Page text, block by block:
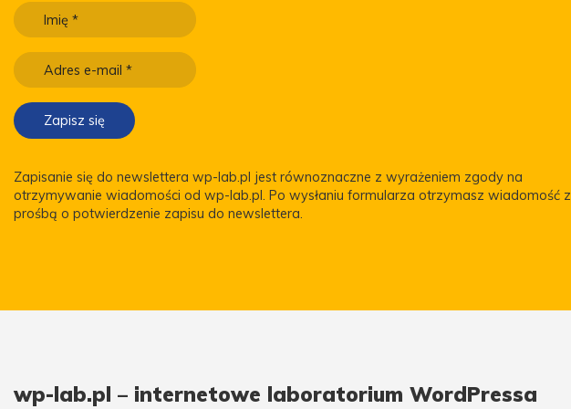
Zapisanie się do newslettera wp-lab.pl jest równoznaczne z wyrażeniem zgody na
otrzymywanie wiadomości od wp-lab.pl. Po wysłaniu formularza otrzymasz wiadomość z
prośbą o potwierdzenie zapisu do newslettera.
wp-lab.pl – internetowe laboratorium WordPressa